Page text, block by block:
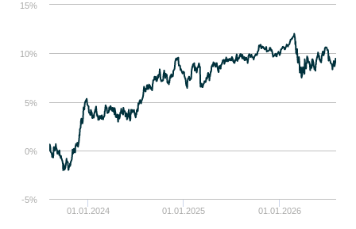
01.01.2024 01.01.2025 01.01.2026
-5%
0%
5%
10%
15%